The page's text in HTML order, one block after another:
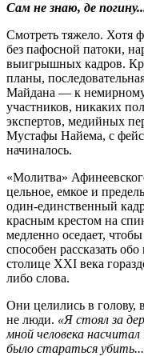
Сам не знаю, де
Смотреть тяжело. Хотя
без пафосной патоки,
выигрышных кадров.
планы,
Майдана — к
участников, никаких
экспертов, медийных
Мустафы Найема, с
начиналось.
«Молитва»
цельное, емкое и
один-единственный
красным крестом на
медленно оседает,
способен рассказать
столице XXI века
либо слова.
Они целились в голову,
не люди. «Я стоял за
мной человека
было стараться